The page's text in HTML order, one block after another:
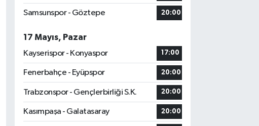
Samsunspor - Göztepe 20:00
17 Mayıs, Pazar
Kayserispor - Konyaspor
17:00
Fenerbahçe - Eyüpspor 20:00
Trabzonspor - Gençlerbirliği S.K. 20:00
Kasımpaşa - Galatasaray 20:00